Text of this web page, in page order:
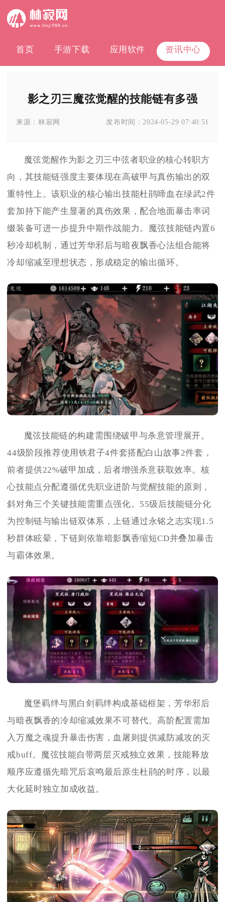
首页 手游下载 应用软件 资讯中心
影之刃三魔弦觉醒的技能链有多强
来源：林寂网 发布时间： 2024-05-29 07:40:51
魔弦觉醒作为影之刃三中弦者职业的核心转职方
向，其技能链强度主要体现在高破甲与真伤输出的双
重特性上。该职业的核心输出技能杜鹃啼血在绿武2件
套加持下能产生显著的真伤效果，配合地面暴击率词
缀装备可进一步提升中期作战能力。魔弦技能链内置6
秒冷却机制，通过芳华邪后与暗夜飘香心法组合能将
冷却缩减至理想状态，形成稳定的输出循环。
魔弦技能链的构建需围绕破甲与杀意管理展开。
44级阶段推荐使用铁君子4件套搭配白山故事2件套，
前者提供22%破甲加成，后者增强杀意获取效率。核
心技能点分配遵循优先职业进阶与觉醒技能的原则，
斜对角三个关键技能需重点强化。55级后技能链分化
为控制链与输出链双体系，上链通过永铭之志实现1.5
秒群体眩晕，下链则依靠暗影飘香缩短CD并叠加暴击
与霸体效果。
魔堡羁绊与黑白剑羁绊构成基础框架，芳华邪后
与暗夜飘香的冷却缩减效果不可替代。高阶配置需加
入万魔之魂提升暴击伤害，血屠则提供减防减攻的灭
戒buff。魔弦技能自带两层灭戒独立效果，技能释放
顺序应遵循先暗咒后哀鸣最后原生杜鹃的时序，以最
大化延时独立加成收益。